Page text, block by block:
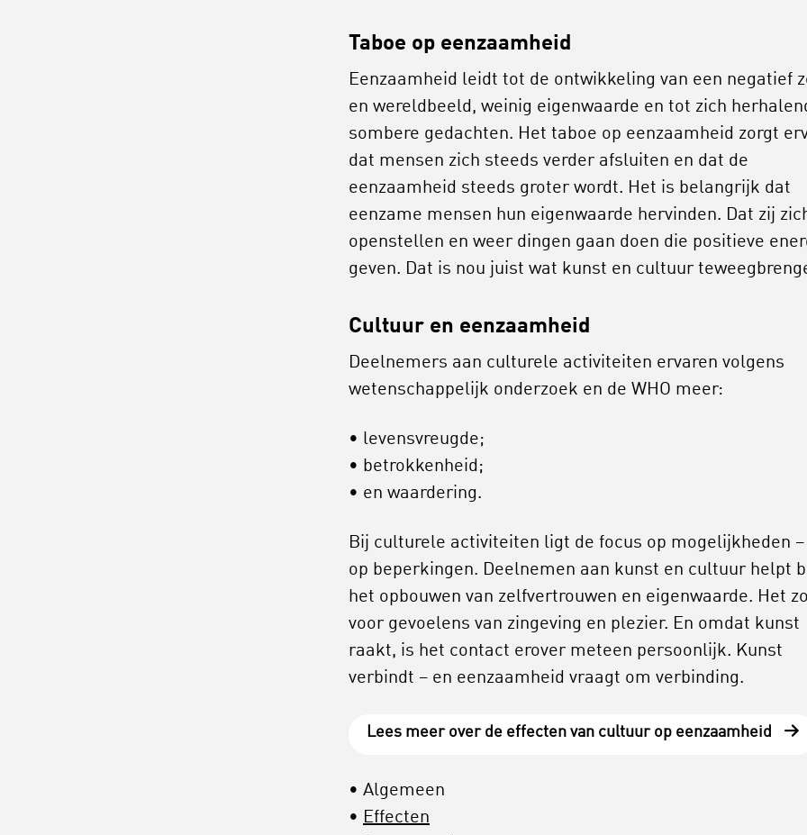
Taboe op eenzaamheid
Eenzaamheid leidt tot de ontwikkeling van een negatief
en wereldbeeld, weinig eigenwaarde en tot zich
sombere gedachten. Het taboe op eenzaamheid zorgt
dat mensen zich steeds verder afsluiten en dat de
eenzaamheid steeds groter wordt. Het is belangrijk dat
eenzame mensen hun eigenwaarde hervinden. Dat zij
openstellen en weer dingen gaan doen die positieve
geven. Dat is nou juist wat kunst en cultuur
Cultuur en eenzaamheid
Deelnemers aan culturele activiteiten ervaren volgens
wetenschappelijk onderzoek en de WHO meer:
levensvreugde;
betrokkenheid;
en waardering.
Bij culturele activiteiten ligt de focus op mogelijkheden
op beperkingen. Deelnemen aan kunst en cultuur helpt
het opbouwen van zelfvertrouwen en eigenwaarde. Het
voor gevoelens van zingeving en plezier. En omdat kunst
raakt, is het contact erover meteen persoonlijk. Kunst
verbindt – en eenzaamheid vraagt om verbinding.
Lees meer over de effecten van cultuur op eenzaamheid
Algemeen
Effecten